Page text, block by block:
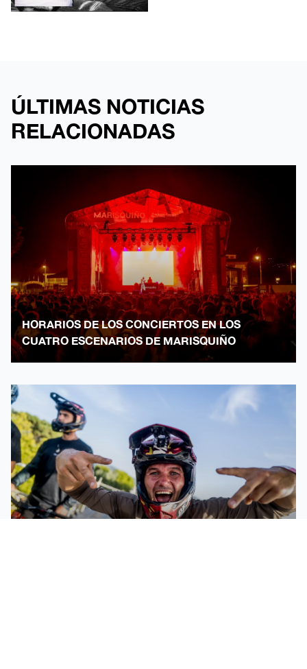
ÚLTIMAS NOTICIAS
RELACIONADAS
HORARIOS DE LOS CONCIERTOS EN LOS
CUATRO ESCENARIOS DE MARISQUIÑO